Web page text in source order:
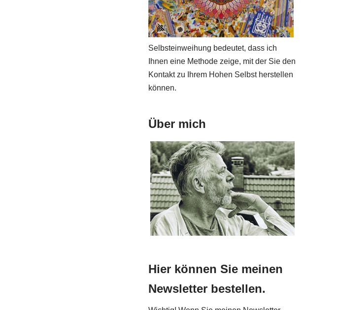
Selbsteinweihung bedeutet, dass ich
Ihnen eine Methode zeige, mit der Sie den
Kontakt zu Ihrem Hohen Selbst herstellen
können.
Über mich
Hier können Sie meinen
Newsletter bestellen.